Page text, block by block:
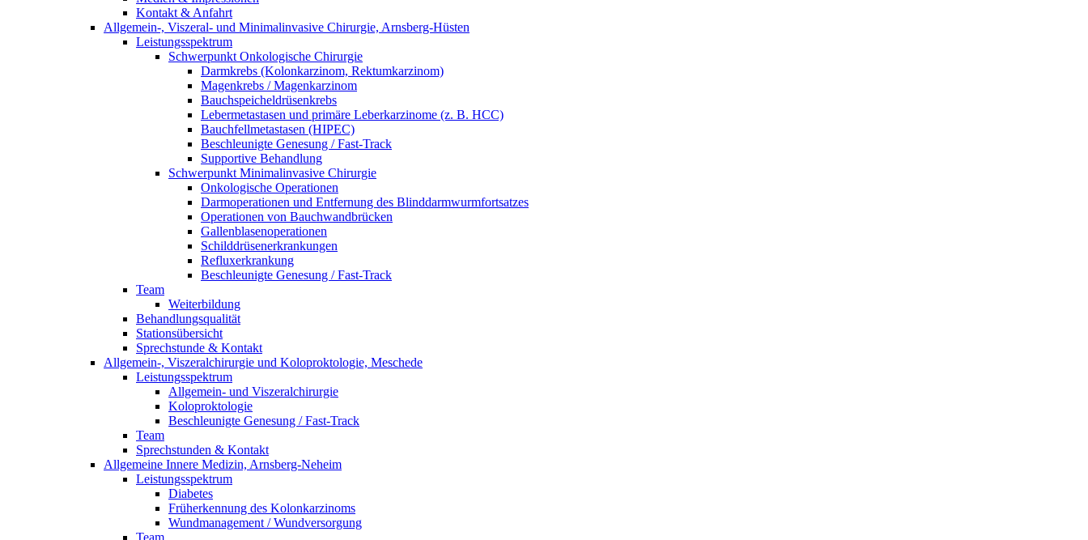
Kontakt & Anfahrt
Allgemein-, Viszeral- und Minimalinvasive Chirurgie, Arnsberg-Hüsten
Leistungsspektrum
Schwerpunkt Onkologische Chirurgie
Darmkrebs (Kolonkarzinom, Rektumkarzinom)
Magenkrebs / Magenkarzinom
Bauchspeicheldrüsenkrebs
Lebermetastasen und primäre Leberkarzinome (z. B. HCC)
Bauchfellmetastasen (HIPEC)
Beschleunigte Genesung / Fast-Track
Supportive Behandlung
Schwerpunkt Minimalinvasive Chirurgie
Onkologische Operationen
Darmoperationen und Entfernung des Blinddarmwurmfortsatzes
Operationen von Bauchwandbrücken
Gallenblasenoperationen
Schilddrüsenerkrankungen
Refluxerkrankung
Beschleunigte Genesung / Fast-Track
Team
Weiterbildung
Behandlungsqualität
Stationsübersicht
Sprechstunde & Kontakt
Allgemein-, Viszeralchirurgie und Koloproktologie, Meschede
Leistungsspektrum
Allgemein- und Viszeralchirurgie
Koloproktologie
Beschleunigte Genesung / Fast-Track
Team
Sprechstunden & Kontakt
Allgemeine Innere Medizin, Arnsberg-Neheim
Leistungsspektrum
Diabetes
Früherkennung des Kolonkarzinoms
Wundmanagement / Wundversorgung
Team